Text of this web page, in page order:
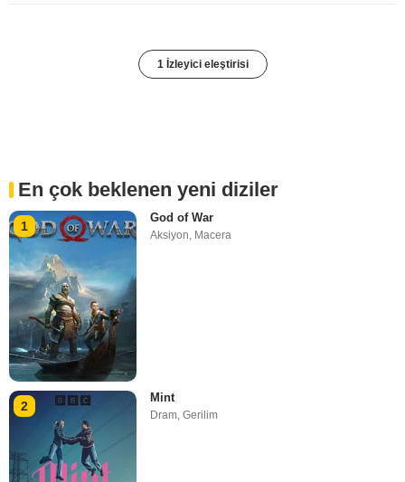
1 İzleyici eleştirisi
En çok beklenen yeni diziler
1
God of War
Aksiyon, Macera
2
Mint
Dram ,Gerilim